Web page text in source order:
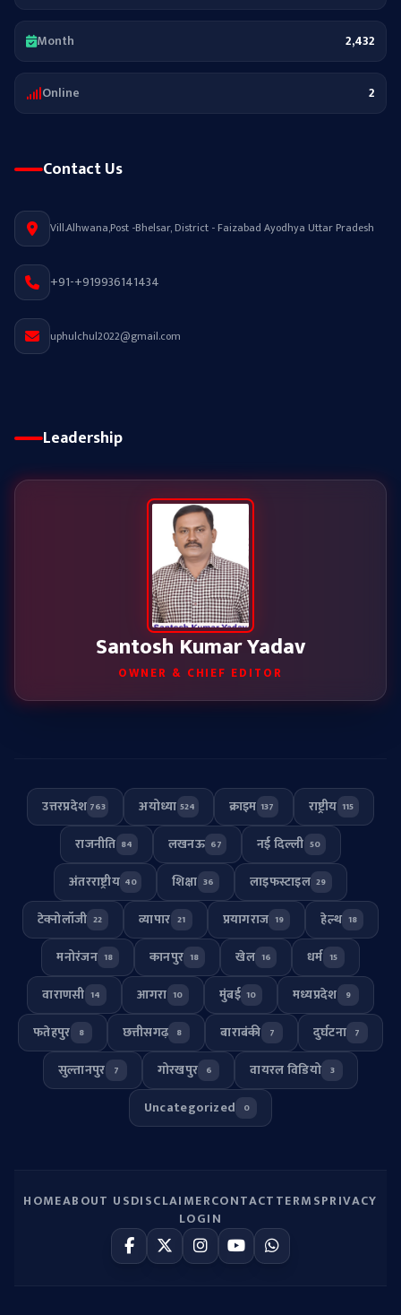
Month 2,432
Online 2
Contact Us
Vill.Alhwana,Post -Bhelsar, District - Faizabad Ayodhya Uttar Pradesh
+91-+919936141434
uphulchul2022@gmail.com
Leadership
Santosh Kumar Yadav
OWNER & CHIEF EDITOR
उत्तरप्रदेश 763 अयोध्या 524 क्राइम 137 राष्ट्रीय 115
राजनीति 84 लखनऊ 67 नई दिल्ली 50
अंतरराष्ट्रीय 40 शिक्षा 36 लाइफस्टाइल 29
टेक्नोलॉजी 22 व्यापार 21 प्रयागराज 19 हेल्थ 18
मनोरंजन 18 कानपुर 18 खेल 16 धर्म 15
वाराणसी 14 आगरा 10 मुंबई 10 मध्यप्रदेश 9
फतेहपुर 8 छत्तीसगढ़ 8 बाराबंकी 7 दुर्घटना 7
सुल्तानपुर 7 गोरखपुर 6 वायरल विडियो 3
Uncategorized 0
HOMEABOUT USDISCLAIMERCONTACTTERMSPRIVACY
LOGIN